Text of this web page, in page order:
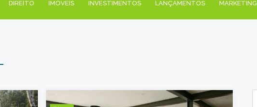
DIREITO IMÓVEIS INVESTIMENTOS LANÇAMENTOS MARKETING